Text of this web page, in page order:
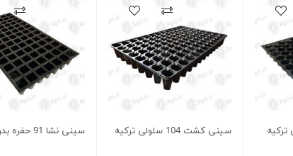
سینی کشت 104 سلولی ترکیه سینی نشا 91 حفره بدون لبه